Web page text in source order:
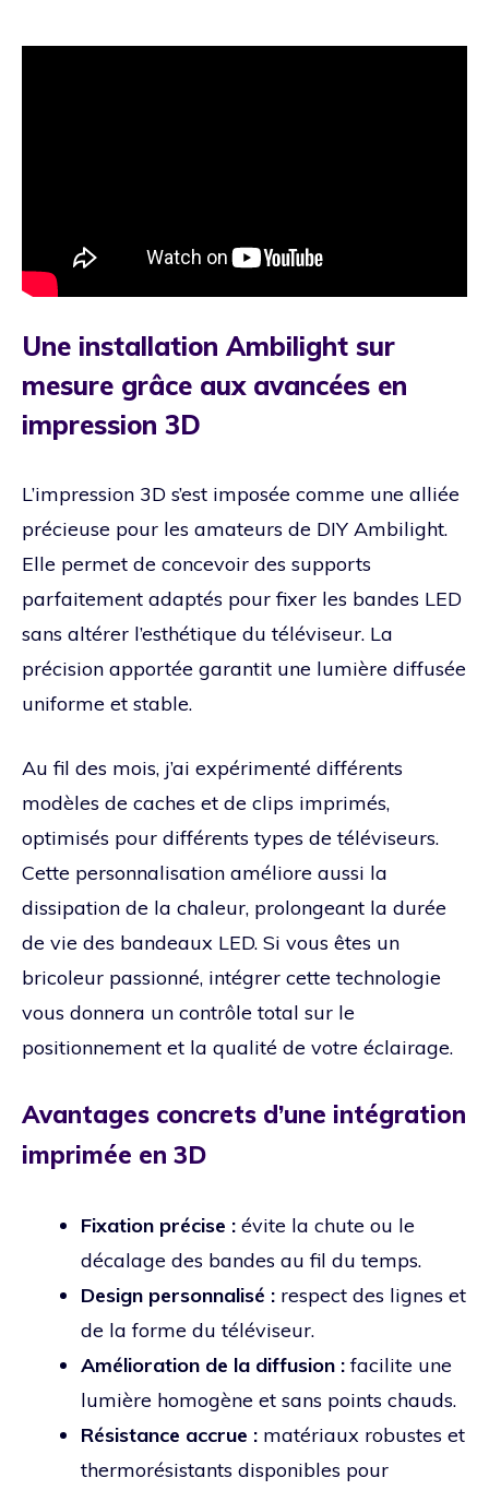
Une installation Ambilight sur
mesure grâce aux avancées en
impression 3D
L’impression 3D s’est imposée comme une alliée
précieuse pour les amateurs de DIY Ambilight.
Elle permet de concevoir des supports
parfaitement adaptés pour fixer les bandes LED
sans altérer l’esthétique du téléviseur. La
précision apportée garantit une lumière diffusée
uniforme et stable.
Au fil des mois, j’ai expérimenté différents
modèles de caches et de clips imprimés,
optimisés pour différents types de téléviseurs.
Cette personnalisation améliore aussi la
dissipation de la chaleur, prolongeant la durée
de vie des bandeaux LED. Si vous êtes un
bricoleur passionné, intégrer cette technologie
vous donnera un contrôle total sur le
positionnement et la qualité de votre éclairage.
Avantages concrets d’une intégration
imprimée en 3D
Fixation précise : évite la chute ou le
décalage des bandes au fil du temps.
Design personnalisé : respect des lignes et
de la forme du téléviseur.
Amélioration de la diffusion :facilite une
lumière homogène et sans points chauds.
Résistance accrue : matériaux robustes et
thermorésistants disponibles pour